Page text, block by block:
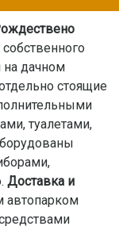
на дачном
стоящие
туалетами,
Доставка и
автопарком